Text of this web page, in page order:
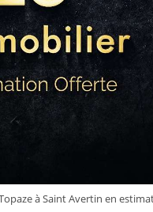
à Saint Avertin en